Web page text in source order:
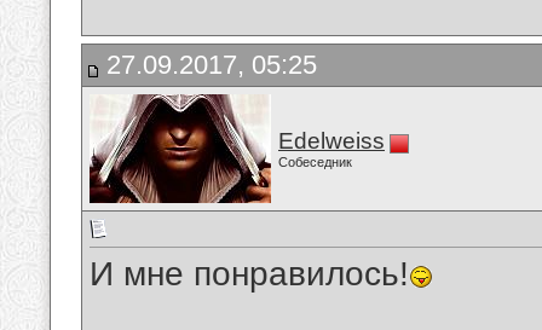
27.09.2017, 05:25
Edelweiss
Собеседник
И мне понравилось!